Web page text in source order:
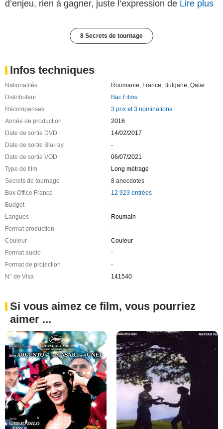
d’enjeu, rien à gagner, juste l’expression de Lire plus
8 Secrets de tournage
Infos techniques
Nationalités Roumanie France Bulgarie Qatar
Distributeur
Bac Films
Récompenses
3 prix et 3 nominations
Année de production
2016
Date de sortie DVD
14/02/2017
Date de sortie Blu-ray
-
Date de sortie VOD
06/07/2021
Type de film
Long métrage
Secrets de tournage
8 anecdotes
Box Office France
12 923 entrées
Budget
-
Langues
Roumain
Format production
-
Couleur
Couleur
Format audio
-
Format de projection
-
N° de Visa
141540
Si vous aimez ce film, vous pourriez
aimer ...